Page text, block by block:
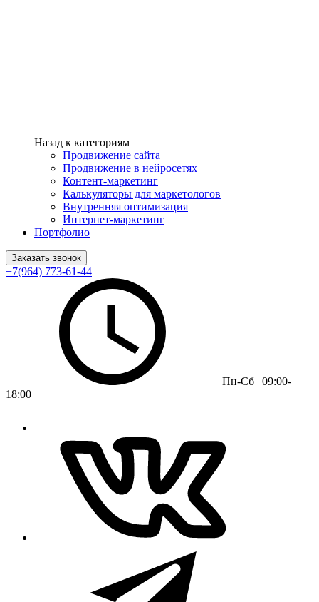
Назад к категориям
Продвижение сайта
Продвижение в нейросетях
Контент-маркетинг
Калькуляторы для маркетологов
Внутренняя оптимизация
Интернет-маркетинг
Портфолио
Заказать звонок
+7(964) 773-61-44
Пн-Сб | 09:00-
18:00